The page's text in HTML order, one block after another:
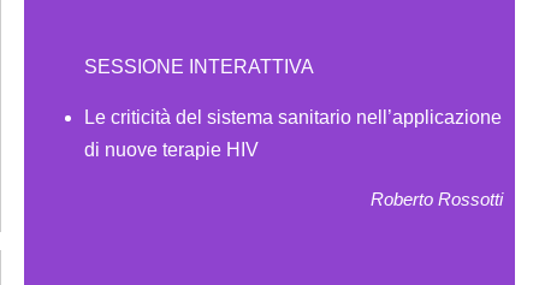
SESSIONE INTERATTIVA
Le criticità del sistema sanitario nell’applicazione
di nuove terapie HIV
Roberto Rossotti